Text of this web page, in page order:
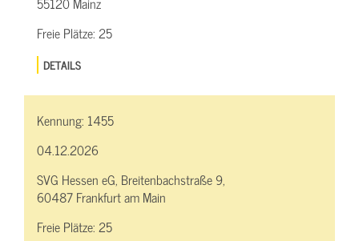
Freie Plätze:25
DETAILS
Kennung: 1455
04.12.2026
SVG Hessen eG, Breitenbachstraße 9,
60487 Frankfurt am Main
Freie Plätze:25